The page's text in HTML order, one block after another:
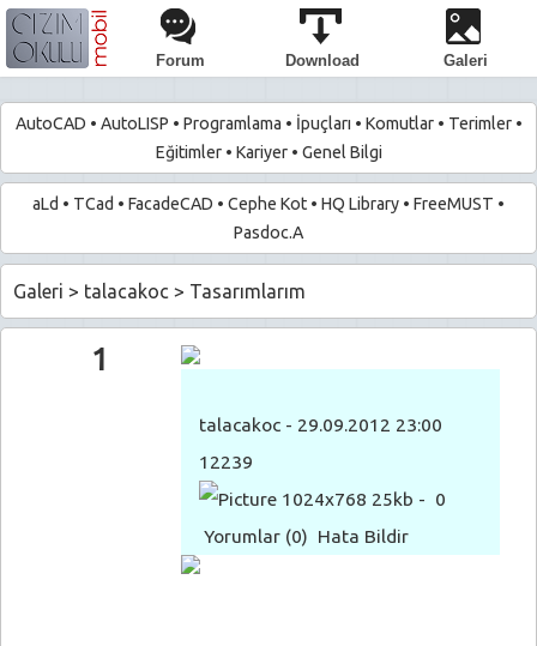
Forum Download Galeri
AutoCAD • AutoLISP • Programlama • İpuçları • Komutlar• Terimler•
Eğitimler• Kariyer• Genel Bilgi
aLd • TCad • FacadeCAD • Cephe Kot • HQ Library • FreeMUST •
Pasdoc.A
Galeri > talacakoc > Tasarımlarım
talacakoc - 29.09.2012 23:00
12239
1024x768 25kb - 0
Yorumlar (0) Hata Bildir
1